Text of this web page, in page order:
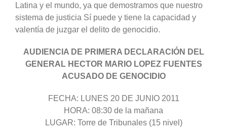
Latina y el mundo, ya que demostramos que nuestro
sistema de justicia Sí puede y tiene la capacidad y
valentía de juzgar el delito de genocidio.
AUDIENCIA DE PRIMERA DECLARACIÓN DEL
GENERAL HECTOR MARIO LOPEZ FUENTES
ACUSADO DE GENOCIDIO
FECHA: LUNES 20 DE JUNIO 2011
HORA: 08:30 de la mañana
LUGAR: Torre de Tribunales (15 nivel)